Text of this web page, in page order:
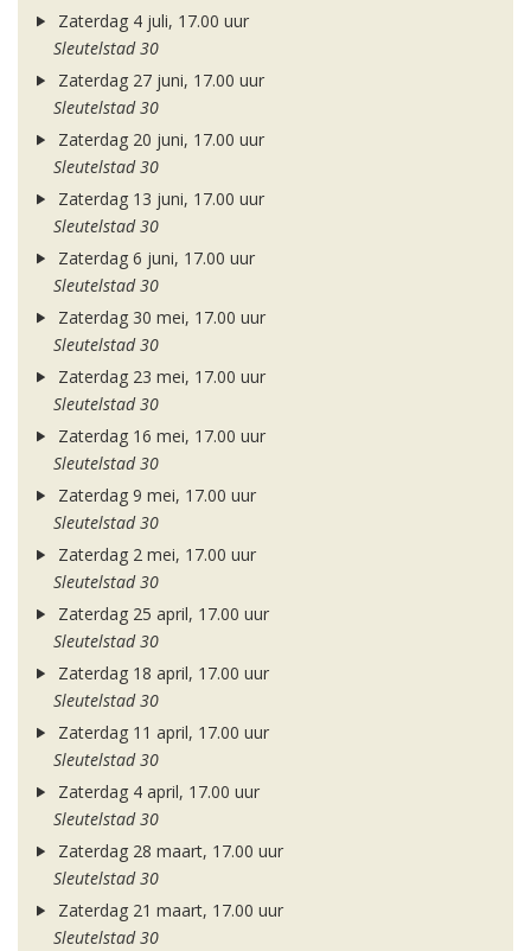
Zaterdag 4 juli, 17.00 uur
Sleutelstad 30
Zaterdag 27 juni, 17.00 uur
Sleutelstad 30
Zaterdag 20 juni, 17.00 uur
Sleutelstad 30
Zaterdag 13 juni, 17.00 uur
Sleutelstad 30
Zaterdag 6 juni, 17.00 uur
Sleutelstad 30
Zaterdag 30 mei, 17.00 uur
Sleutelstad 30
Zaterdag 23 mei, 17.00 uur
Sleutelstad 30
Zaterdag 16 mei, 17.00 uur
Sleutelstad 30
Zaterdag 9 mei, 17.00 uur
Sleutelstad 30
Zaterdag 2 mei, 17.00 uur
Sleutelstad 30
Zaterdag 25 april, 17.00 uur
Sleutelstad 30
Zaterdag 18 april, 17.00 uur
Sleutelstad 30
Zaterdag 11 april, 17.00 uur
Sleutelstad 30
Zaterdag 4 april, 17.00 uur
Sleutelstad 30
Zaterdag 28 maart, 17.00 uur
Sleutelstad 30
Zaterdag 21 maart, 17.00 uur
Sleutelstad 30